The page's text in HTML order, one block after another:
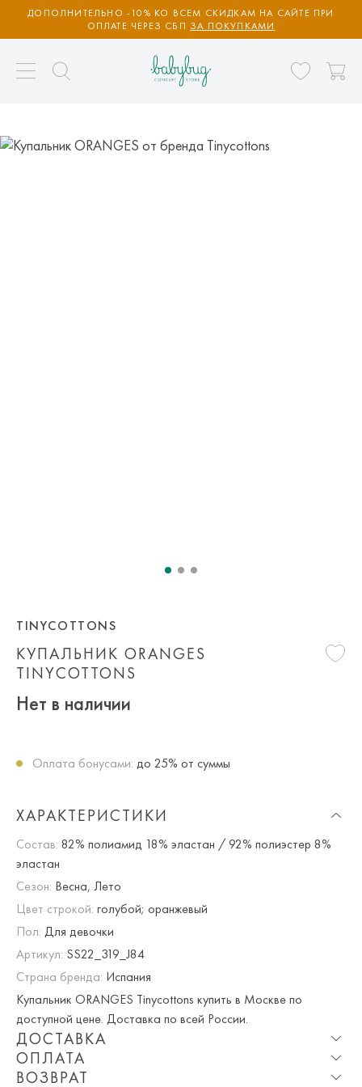
ДОПОЛНИТЕЛЬНО -10% КО ВСЕМ СКИДКАМ НА САЙТЕ ПРИ
ОПЛАТЕ ЧЕРЕЗ СБП ЗА ПОКУПКАМИ
КУПАЛЬНИК ORANGES
TINYCOTTONS
TINYCOTTONS
Нет в наличии
Оплата бонусами: до 25% от суммы
ХАРАКТЕРИСТИКИ
Состав: 82% полиамид 18% эластан / 92% полиэстер 8%
эластан
Сезон: Весна, Лето
Цвет строкой: голубой; оранжевый
Пол: Для девочки
Артикул: SS22_319_J84
Страна бренда: Испания
Купальник ORANGES Tinycottons купить в Москве по
доступной цене. Доставка по всей России.
ДОСТАВКА
Опция частичная доставка и примерка доступна для
ОПЛАТА
ВОЗВРАТ